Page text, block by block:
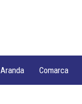
Aranda Comarca